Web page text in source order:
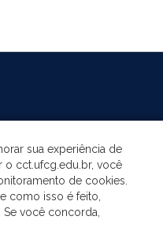
sua experiência de
o cct.ufcg.edu.br, você
de cookies.
como isso é feito,
você concorda,